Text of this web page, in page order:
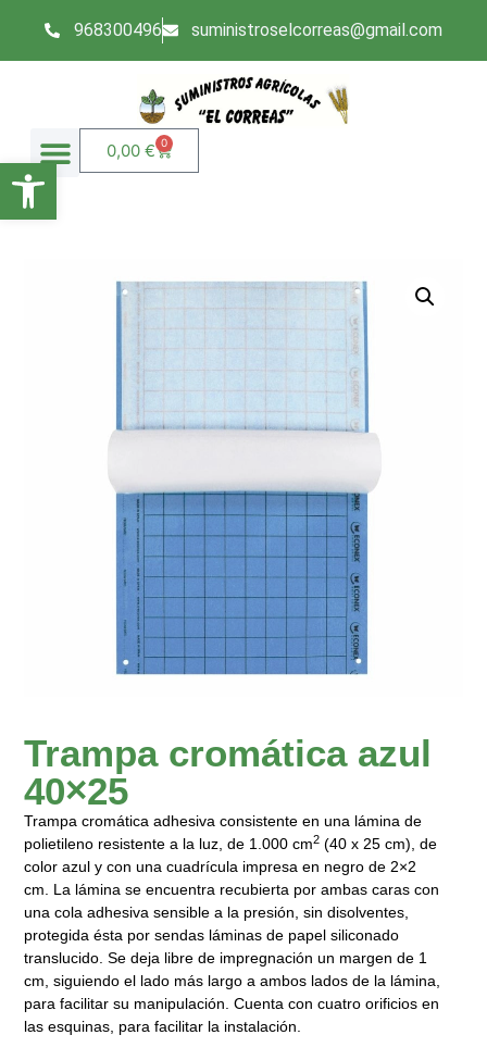
Abrir barra de herramientas
968300496 suministroselcorreas@gmail.com
0,00 € 0
Trampa cromática azul
40×25
Trampa cromática adhesiva consistente en una lámina de
polietileno resistente a la luz, de 1.000 cm2 (40 x 25 cm), de
color azul y con una cuadrícula impresa en negro de 2×2
cm. La lámina se encuentra recubierta por ambas caras con
una cola adhesiva sensible a la presión, sin disolventes,
protegida ésta por sendas láminas de papel siliconado
translucido. Se deja libre de impregnación un margen de 1
cm, siguiendo el lado más largo a ambos lados de la lámina,
para facilitar su manipulación. Cuenta con cuatro orificios en
las esquinas, para facilitar la instalación.